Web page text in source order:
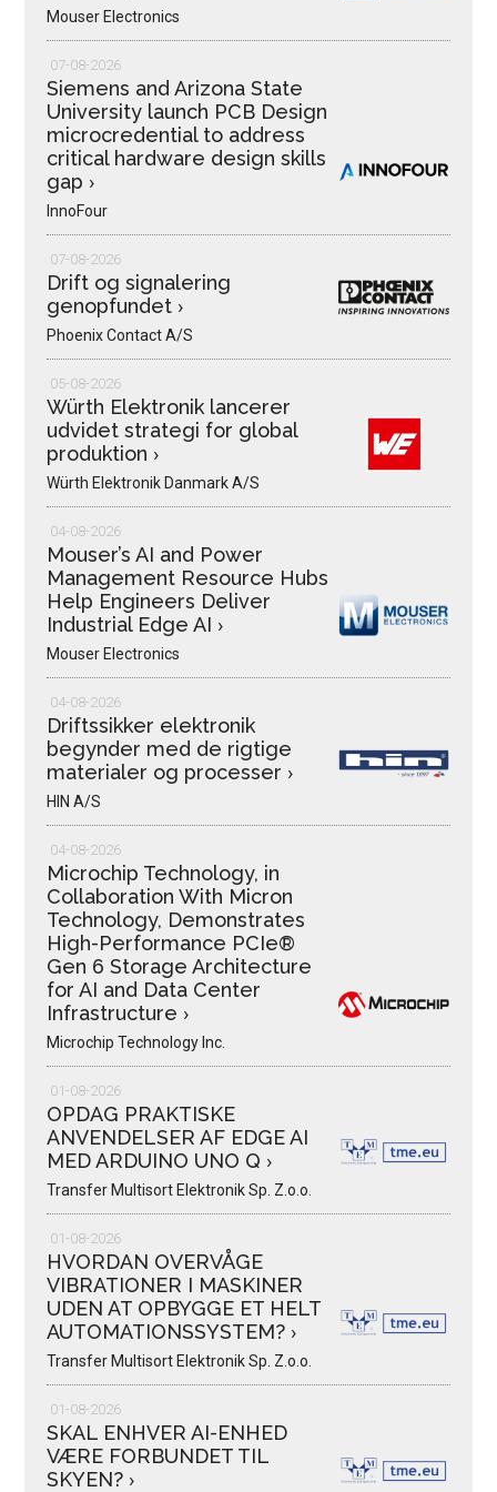
Mouser Electronics
07-08-2026
Siemens and Arizona State
University launch PCB Design
microcredential to address
critical hardware design skills
gap ›
InnoFour
07-08-2026
Drift og signalering
genopfundet ›
Phoenix Contact A/S
05-08-2026
Würth Elektronik lancerer
udvidet strategi for global
produktion ›
Würth Elektronik Danmark A/S
04-08-2026
Mouser’s AI and Power
Management Resource Hubs
Help Engineers Deliver
Industrial Edge AI ›
Mouser Electronics
04-08-2026
Driftssikker elektronik
begynder med de rigtige
materialer og processer ›
HIN A/S
04-08-2026
Microchip Technology, in
Collaboration With Micron
Technology, Demonstrates
High-Performance PCIe®
Gen 6 Storage Architecture
for AI and Data Center
Infrastructure ›
Microchip Technology Inc.
01-08-2026
OPDAG PRAKTISKE
ANVENDELSER AF EDGE AI
MED ARDUINO UNO Q ›
Transfer Multisort Elektronik Sp. Z.o.o.
01-08-2026
HVORDAN OVERVÅGE
VIBRATIONER I MASKINER
UDEN AT OPBYGGE ET HELT
AUTOMATIONSSYSTEM? ›
Transfer Multisort Elektronik Sp. Z.o.o.
01-08-2026
SKAL ENHVER AI-ENHED
VÆRE FORBUNDET TIL
SKYEN? ›